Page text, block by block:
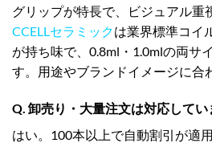
グリップが特長で、ビジュアル重
CCELLセラミックは業界標準コイ
が持ち味で、0.8ml・1.0mlの両サ
す。用途やブランドイメージに合
Q. 卸売り・大量注文は対応してい
はい。100本以上で自動割引が適